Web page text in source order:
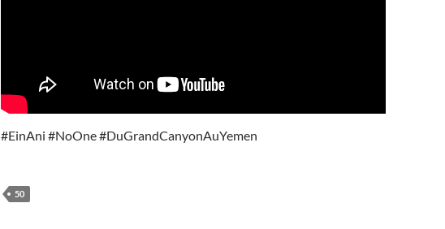
#EinAni #NoOne #DuGrandCanyonAuYemen
50